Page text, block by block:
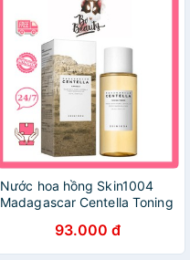
Nước hoa hồng Skin1004
Madagascar Centella Toning
93.000 đ